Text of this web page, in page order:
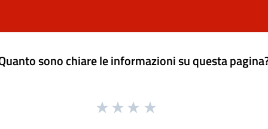
sono chiare le informazioni su questa